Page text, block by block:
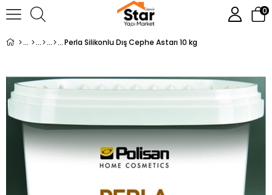
0
Perla Silikonlu Dış Cephe Astarı 10 kg